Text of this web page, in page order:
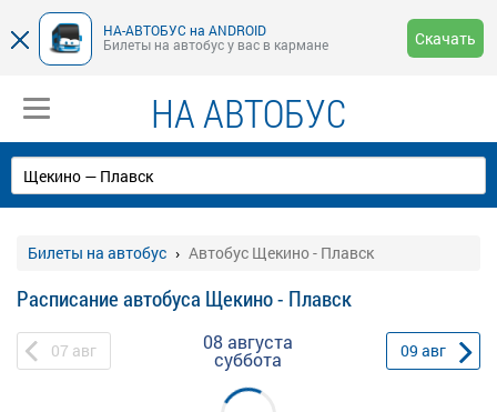
НА-АВТОБУС на ANDROID
Билеты на автобус у вас в кармане
Скачать
НА АВТОБУС
Билеты на автобус Автобус Щекино - Плавск
Расписание автобуса Щекино - Плавск
07 авг 08 августа
суббота 09 авг